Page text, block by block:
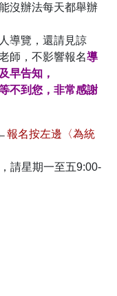
沒辦法每天都舉辦
導覽，還請見諒
師，不影響報名導
早告知，
不到您，非常感謝
報名按左邊〈為統
，請星期一至五9:00-